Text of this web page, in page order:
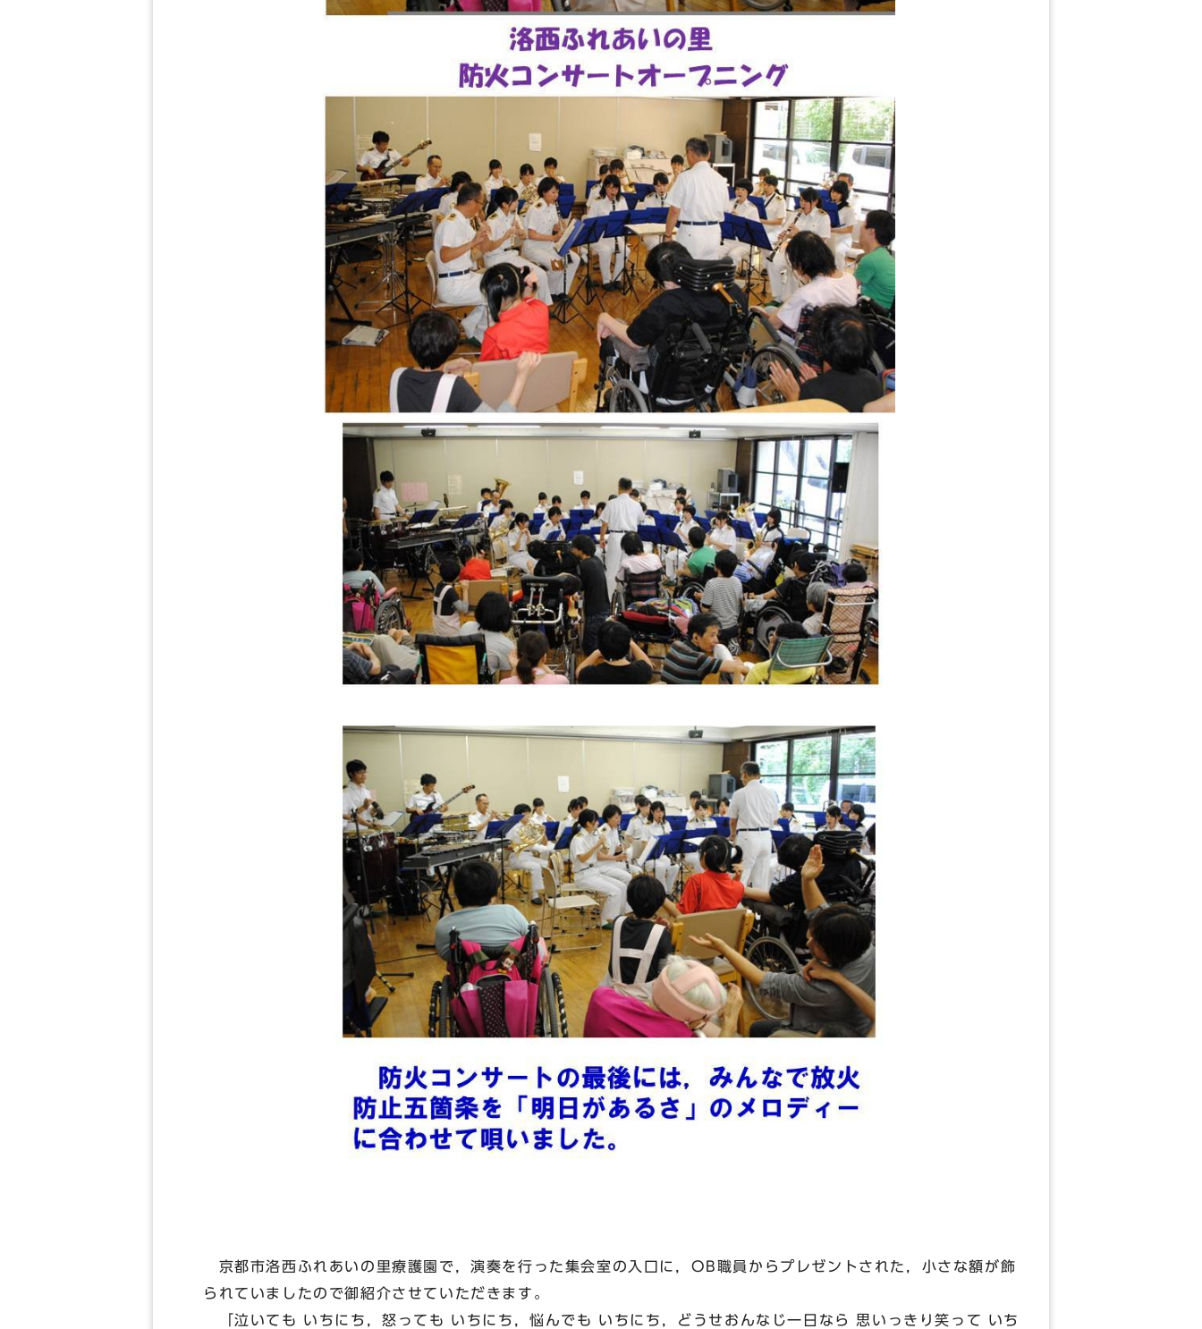
京都市洛西ふれあいの里療護園で，演奏を行った集会室の入口に，OB職員からプレゼントされた，小さな額が飾
られていましたので御紹介させていただきます。
「泣いても いちにち，怒っても いちにち，悩んでも いちにち，どうせおんなじ一日なら 思いっきり笑って いち